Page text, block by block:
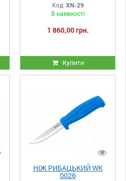
Код: XN-29
В наявності
1 860,00 грн.
Купити
НІЖ РИБАЦЬКИЙ WK
0026